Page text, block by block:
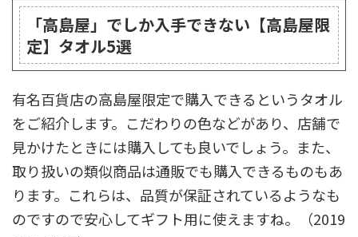
「高島屋」でしか入手できない【高島屋限
定】タオル5選
有名百貨店の高島屋限定で購入できるというタオル
をご紹介します。こだわりの色などがあり、店舗で
見かけたときには購入しても良いでしょう。また、
取り扱いの類似商品は通販でも購入できるものもあ
ります。これらは、品質が保証されているようなも
のですので安心してギフト用に使えますね。（2019